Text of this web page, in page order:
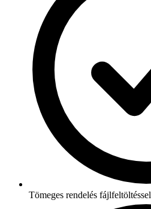
Tömeges rendelés fájlfeltöltéssel